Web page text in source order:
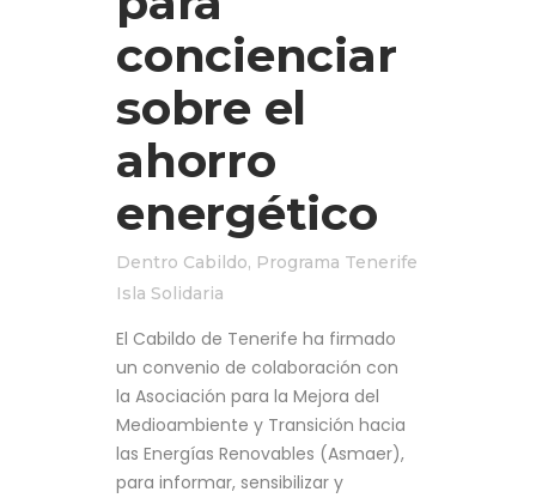
concienciar
sobre el
ahorro
energético
Dentro Cabildo, Programa Tenerife
Isla Solidaria
El Cabildo de Tenerife ha firmado
un convenio de colaboración con
la Asociación para la Mejora del
Medioambiente y Transición hacia
las Energías Renovables (Asmaer),
para informar, sensibilizar y